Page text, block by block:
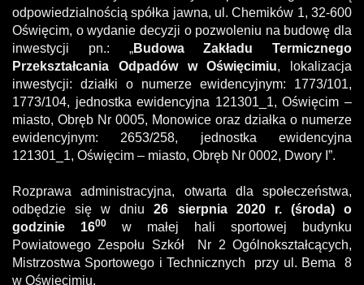
odpowiedzialnością spółka jawna, ul. Chemików 1, 32-600
Oświęcim, o wydanie decyzji o pozwoleniu na budowę dla
inwestycji pn.: „Budowa Zakładu Termicznego
Przekształcania Odpadów w Oświęcimiu, lokalizacja
inwestycji: działki o numerze ewidencyjnym: 1773/101,
1773/104, jednostka ewidencyjna 121301_1, Oświęcim –
miasto, Obręb Nr 0005, Monowice oraz działka o numerze
ewidencyjnym: 2653/258, jednostka ewidencyjna
121301_1, Oświęcim – miasto, Obręb Nr 0002, Dwory I”.
Rozprawa administracyjna, otwarta dla społeczeństwa,
odbędzie się w dniu 26 sierpnia 2020 r. (środa) o
godzinie 1600
w małej hali sportowej budynku
Powiatowego Zespołu Szkół Nr 2 Ogólnokształcących,
Mistrzostwa Sportowego i Technicznych przy ul. Bema 8
w Oświęcimiu.